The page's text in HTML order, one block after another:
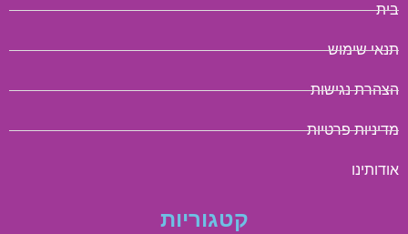
בית
תנאי שימוש
הצהרת נגישות
מדיניות פרטיות
אודותינו
קטגוריות